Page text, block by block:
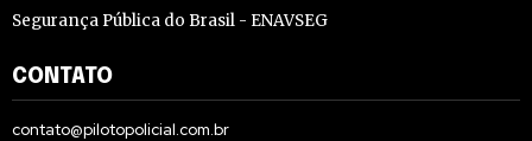
Segurança Pública do Brasil - ENAVSEG
CONTATO
contato@pilotopolicial.com.br